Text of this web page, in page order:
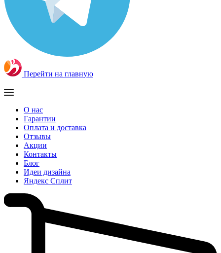
Перейти на главную
О нас
Гарантии
Оплата и доставка
Отзывы
Акции
Контакты
Блог
Идеи дизайна
Яндекс Сплит